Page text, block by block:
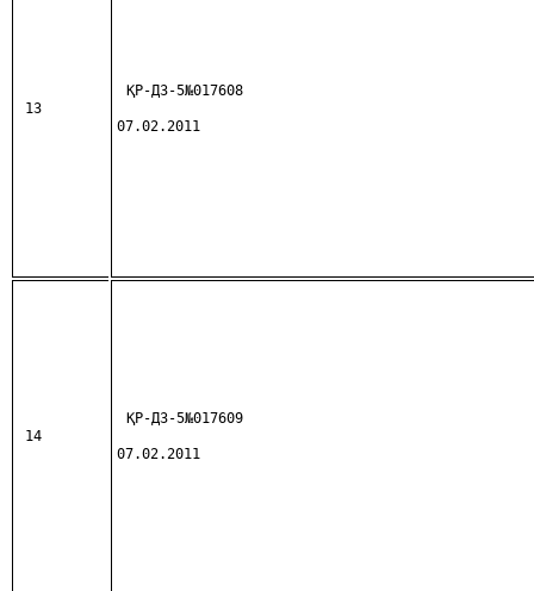
13
ҚР-ДЗ-5№017608
07.02.2011
14
ҚР-ДЗ-5№017609
07.02.2011